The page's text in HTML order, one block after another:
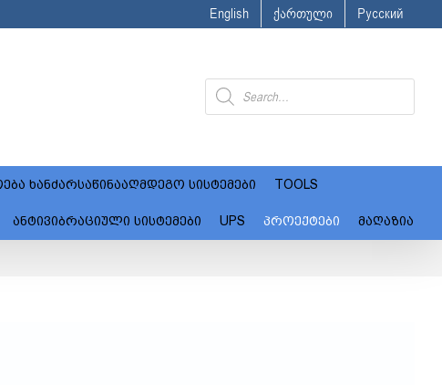
English ქართული Русский
Products
search
ხანძარსაწინააღმდეგო სისტემები TOOLS
ანტივიბრაციული სისტემები UPS პროექტები მაღაზია